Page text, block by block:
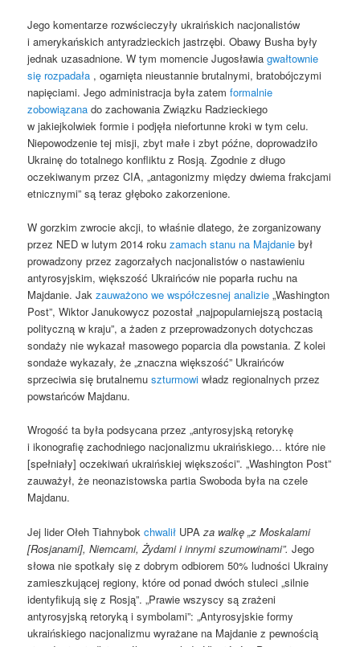
Jego komentarze rozwścieczyły ukraińskich nacjonalistów
i amerykańskich antyradzieckich jastrzębi. Obawy Busha były
jednak uzasadnione. W tym momencie Jugosławiagwałtownie
się rozpadała , ogarnięta nieustannie brutalnymi, bratobójczymi
napięciami. Jego administracja była zatemformalnie
zobowiązana do zachowania Związku Radzieckiego
w jakiejkolwiek formie i podjęła niefortunne kroki w tym celu.
Niepowodzenie tej misji, zbyt małe i zbyt późne, doprowadziło
Ukrainę do totalnego konfliktu z Rosją. Zgodnie z długo
oczekiwanym przez CIA, „antagonizmy między dwiema frakcjami
etnicznymi” są teraz głęboko zakorzenione.
W gorzkim zwrocie akcji, to właśnie dlatego, że zorganizowany
przez NED w lutym 2014 rokuzamach stanu na Majdanie był
prowadzony przez zagorzałych nacjonalistów o nastawieniu
antyrosyjskim, większość Ukraińców nie poparła ruchu na
Majdanie. Jakzauważono we współczesnej analizie „Washington
Post”, Wiktor Janukowycz pozostał „najpopularniejszą postacią
polityczną w kraju”, a żaden z przeprowadzonych dotychczas
sondaży nie wykazał masowego poparcia dla powstania. Z kolei
sondaże wykazały, że „znaczna większość” Ukraińców
sprzeciwia się brutalnemuszturmowi władz regionalnych przez
powstańców Majdanu.
Wrogość ta była podsycana przez „antyrosyjską retorykę
i ikonografię zachodniego nacjonalizmu ukraińskiego… które nie
[spełniały] oczekiwań ukraińskiej większości”. „Washington Post”
zauważył, że neonazistowska partia Swoboda była na czele
Majdanu.
Jej lider Ołeh Tiahnybokchwalił UPAza walkę „z Moskalami
[Rosjanami], Niemcami, Żydami i innymi szumowinami”. Jego
słowa nie spotkały się z dobrym odbiorem 50% ludności Ukrainy
zamieszkującej regiony, które od ponad dwóch stuleci „silnie
identyfikują się z Rosją”. „Prawie wszyscy są zrażeni
antyrosyjską retoryką i symbolami”: „Antyrosyjskie formy
ukraińskiego nacjonalizmu wyrażane na Majdanie z pewnością